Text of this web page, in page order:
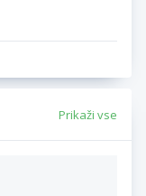
Prikaži vse